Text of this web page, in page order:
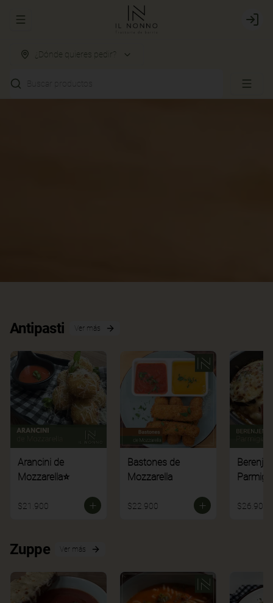
Abrir menu de navegación Login
¿Dónde quieres pedir?
Buscar productos
Antipasti Ver más
Arancini de
Mozzarella⭐
$21.900
Bastones de
Mozzarella
$22.900 $26.900
Zuppe Ver más